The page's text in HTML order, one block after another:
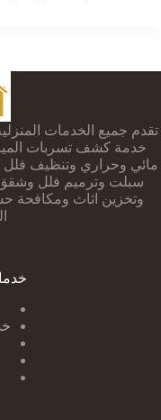
تقدم جميع الخدمات
خدمة كشف تسربات
مائي وحراري وتنظيف
سبلت وترميم فلل
وتخزين اثاث ومكافحة